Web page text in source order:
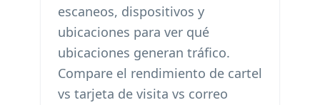
escaneos, dispositivos y
ubicaciones para ver qué
ubicaciones generan tráfico.
Compare el rendimiento de cartel
vs tarjeta de visita vs correo